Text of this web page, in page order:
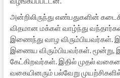
அன்றிலிருந்து எண்பதுகளின்
விதமான மக்கள் வாழ்ந்து
இணைந்து வாழ விரும்பியவர்கள்.
இணைய விரும்பியவர்கள். மூன்று,
கேட்கிறவர்கள். இதில் முதல்
வகையினரும் பல்வேறு